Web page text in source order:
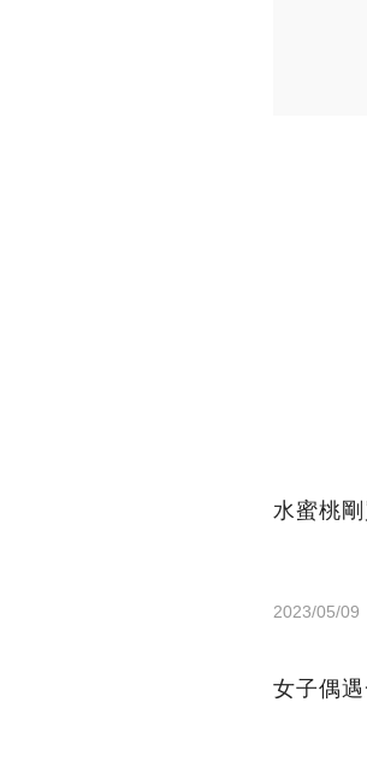
水蜜桃
2023/05/09
女子偶